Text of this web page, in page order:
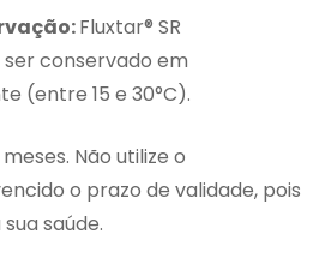
Fluxtar® SR
conservado em
(entre 15 e 30°C).
Não utilize o
o prazo de validade, pois
saúde.